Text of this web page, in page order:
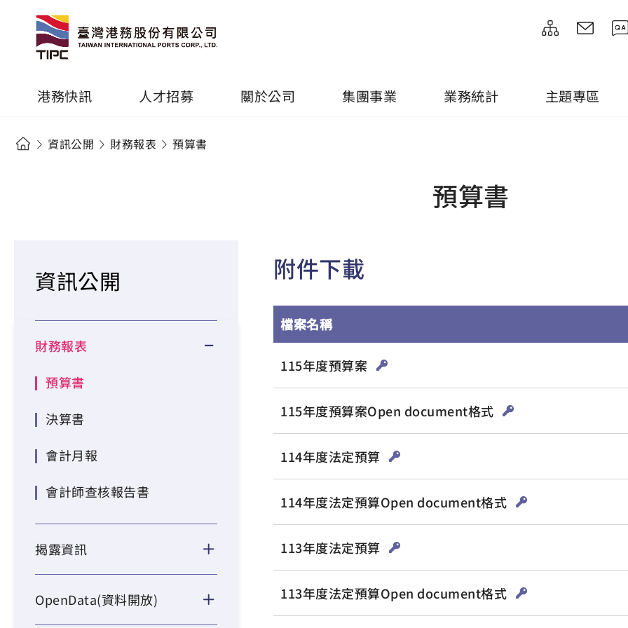
港務快訊 人才招募 關於公司 集團事業 業務統計 主題專區
資訊公開 財務報表 預算書
預算書
資訊公開
財務報表
預算書
決算書
會計月報
會計師查核報告書
揭露資訊
OpenData(資料開放)
附件下載
檔案名稱
115年度預算案
115年度預算案Open document格式
114年度法定預算
114年度法定預算Open document格式
113年度法定預算
113年度法定預算Open document格式